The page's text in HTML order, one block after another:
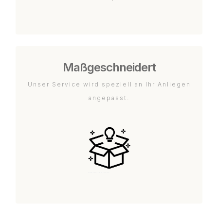
Maßgeschneidert
Unser Service wird speziell an Ihr Anliegen
angepasst.